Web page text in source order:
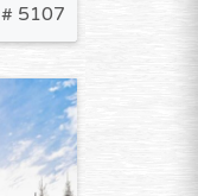
# 5107